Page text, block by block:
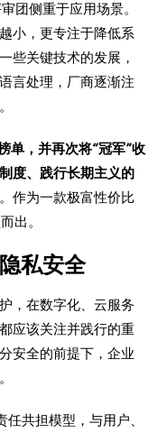
团侧重于应用场景。
小，更专注于降低系
些关键技术的发展，
言处理，厂商逐渐注
单，并再次将“冠军”收
度、践行长期主义的
。作为一款极富性价比
出。
私安全
，在数字化、云服务
应该关注并践行的重
安全的前提下，企业
共担模型，与用户、